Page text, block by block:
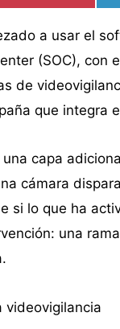
a usar el
(SOC),
de
que integra
capa
cámara
si lo que ha
una
videovigilancia